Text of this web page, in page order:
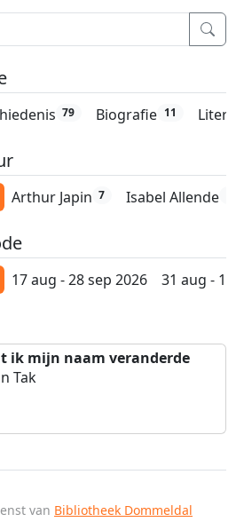
79 Biografie 11
Arthur Japin 7 Isabel Allende
17 aug - 28 sep 2026
31 aug - 12
ik mijn naam veranderde
Tak
van Bibliotheek Dommeldal